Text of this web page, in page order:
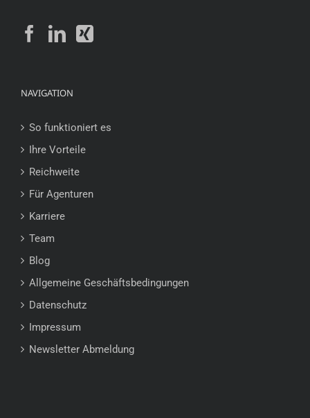
NAVIGATION
So funktioniert es
Ihre Vorteile
Reichweite
Für Agenturen
Karriere
Team
Blog
Allgemeine Geschäftsbedingungen
Datenschutz
Impressum
Newsletter Abmeldung